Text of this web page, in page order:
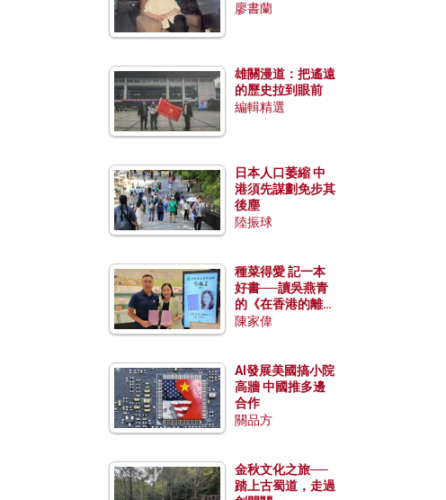
廖書蘭
雄關漫道：把遙遠
的歷史拉到眼前
編輯精選
日本人口萎縮 中
港須先謀劃免步其
後塵
陸振球
種菜得愛 記一本
好書──讀吳燕青
的《在香港的離島
種菜》
陳家偉
AI發展美國搞小院
高牆 中國推多邊
合作
關品方
金秋文化之旅──
踏上古蜀道，走過